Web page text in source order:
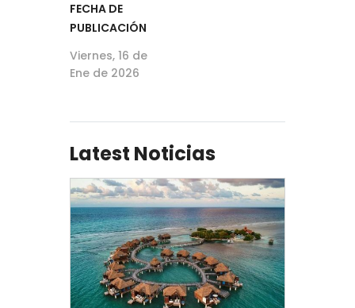
FECHA DE
PUBLICACIÓN
Viernes, 16 de
Ene de 2026
Latest Noticias